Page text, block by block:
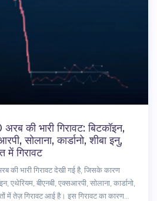
की भारी गिरावट: बिटकॉइन,
सोलाना, कार्डानो, शीबा इनु,
में गिरावट
की भारी गिरावट देखी गई है, जिसके कारण
एथेरियम, बीएनबी, एक्सआरपी, सोलाना, कार्डानो,
में तेज़ गिरावट आई है। इस गिरावट का कारण